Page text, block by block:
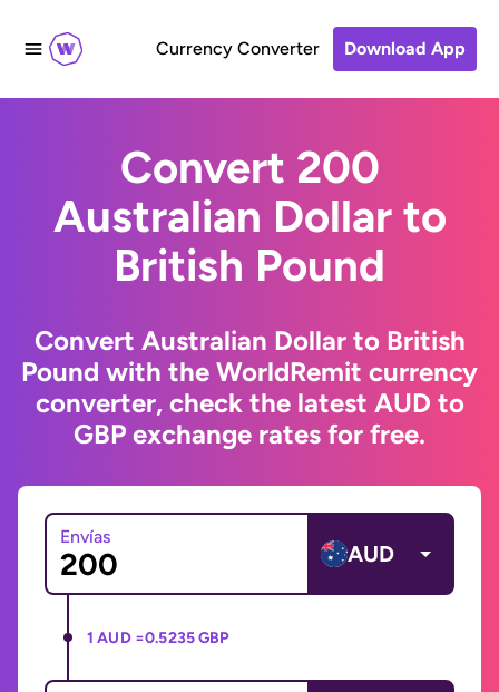
Currency Converter Download App
Convert 200
Australian Dollar to
British Pound
Convert Australian Dollar to British
Pound with the WorldRemit currency
converter, check the latest AUD to
GBP exchange rates for free.
Envías
AUD
1 AUD =0.5235 GBP